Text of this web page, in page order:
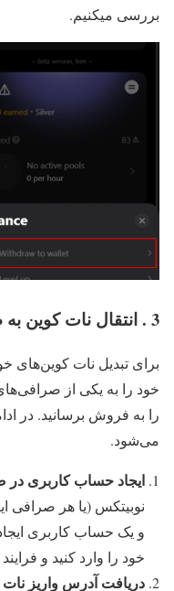
بررسی میکنیم.
3 . انتقال نات کوین به صرافی و تبدیل به پول نقد:
برای تبدیل نات کوین‌های
خود را به یکی از
را به فروش برسانید. در
می‌شود.
ایجاد حساب کاربری در
نوبیتکس (یا هر صرافی
و یک حساب کاربری
خود را وارد کنید و
دریافت آدرس واریز